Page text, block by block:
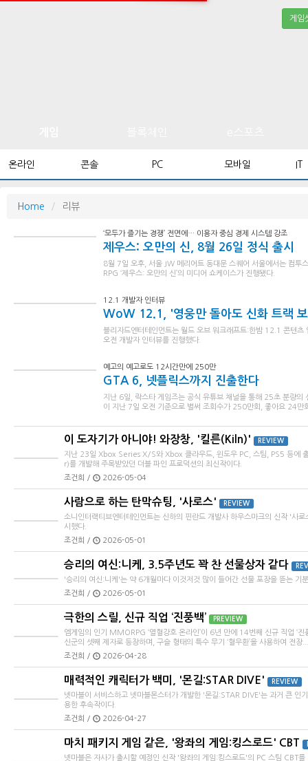
게임
온라인 콘솔 PC 모바일 IT
Home 리뷰
‘모두가 즐기는 경쟁’ 전면에… 이용자 중심 경제 시스템 강조
제우스: 오만의 신, 8월 26일 정식 출시
8월 7일 오후, 서울 JW 메리어트 동대문 스퀘어 서울에서는 컴
RPG ‘제우스: 오만의 신’의 미디어 쇼케이스가 진행됐다.
12.1 개발자 인터뷰
WoW 12.1, '영웅만 돌아도 신화 트랙
블리자드엔터테인먼트는 월드 오브 워크래프트:한밤 12.1 콘텐
오전 개발자 인터뷰를 진행했다.
예고의 예고로도 12시간만에 250만
GTA 6, 넷플릭스까지 진출한다
지난 6일, 락스타 게임즈는 공식 유튜브 채널을 통해 25초 분량
이 지난 7일 오전 기준으로 벌써 조회수가 250만회, 좋아요 24만
이 도자기가 아니야! 와장창, '킬른(Kiln)' REVIEW
지난 23일 Xbox Series X/S와 Xbox 클라우드, 윈도우 PC, 스팀, PS5 등에
r)를 개발해 주목받았던 더블 파인 프로덕션의 최신작이다.
조건희 /
2026-05-04
사람으로 하는 탄막슈팅, '사로스' REVIEW
소니인터랙티브엔터테인먼트는 신하의 핀란드 개발사 하우스마크의 신작 '사
시했다.
조건희 /
2026-05-01
승리의 여신:니케, 3.5주년도 꽉 찬 선물상자 같다
'승리의 여신:니케'는 약 6개월마다 이것저것 많이 들어간 선물 포장을 뜯는 기
조건희 /
2026-05-01
극한의 스릴, 신규 직업 ‘진풍백’ PREVIEW
엠게임의 인기 MMORPG ‘열혈강호 온라인’이 6년 만에 14번째 신규 직업 ‘진
신군의 셋째 제자로 등장하며, 구슬 형태의 특수 무기 ‘혈우환’을 사용하여 전장...
조건희 /
2026-04-28
매력적인 캐릭터가 백미, '몬길:STAR DIVE' REVIEW
넷마블이 서비스하고 넷마블몬스터가 개발한 '몬길:STAR DIVE'는 과거 큰 인
용한 후속작이다.
조건희 /
2026-04-27
마치 패키지 게임 같은, '왕좌의 게임:킹스로드' CBT
넷마블은 자사가 출시할 예정인 신작 '왕좌의 게임:킹스로드'의 PC 스팀 CBT